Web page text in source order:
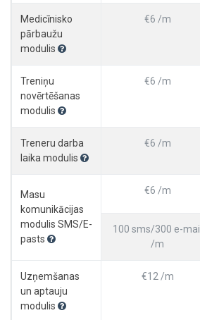
Medicīnisko
pārbaužu
modulis
€6 /m
Treniņu
novērtēšanas
modulis
€6 /m
Treneru darba
laika modulis
€6 /m
Masu
komunikācijas
modulis SMS/E-
pasts
€6 /m
100 sms/300 e-mail
/m
Uzņemšanas
un aptauju
modulis
€12 /m